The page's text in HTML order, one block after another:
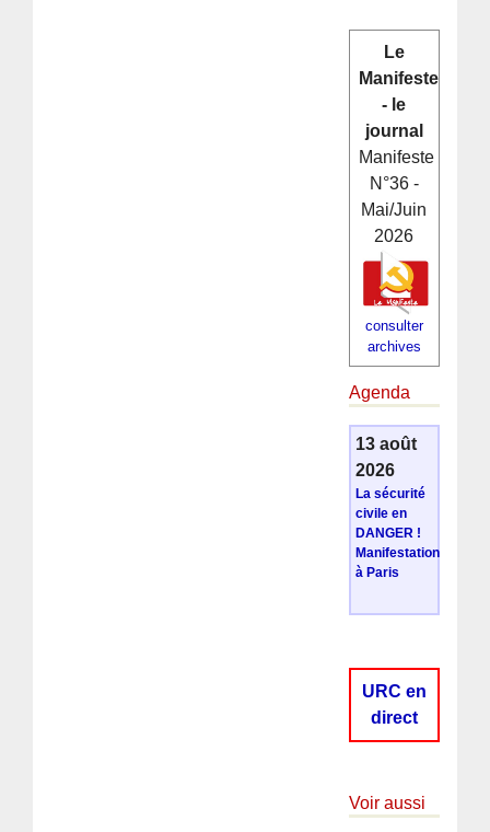
Le
Manifeste
- le
journal
Manifeste
N°36 -
Mai/Juin
2026
consulter
archives
Agenda
13 août
2026
La sécurité
civile en
DANGER !
Manifestation
à Paris
URC en
direct
Voir aussi